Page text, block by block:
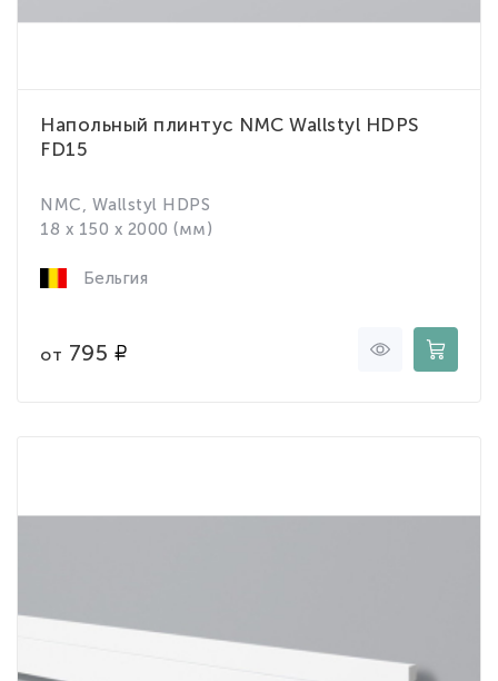
Напольный плинтус NMC Wallstyl HDPS
FD15
NMC, Wallstyl HDPS
18 x 150 x 2000 (мм)
Бельгия
от 795